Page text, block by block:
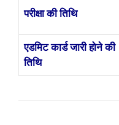
परीक्षा की तिथि
एडमिट कार्ड जारी होने की
तिथि